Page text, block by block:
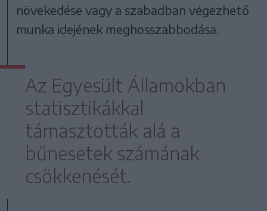
növekedése vagy a szabadban végezhető
munka idejének meghosszabbodása.
Az Egyesült Államokban
statisztikákkal
támasztották alá a
bűnesetek számának
csökkenését.